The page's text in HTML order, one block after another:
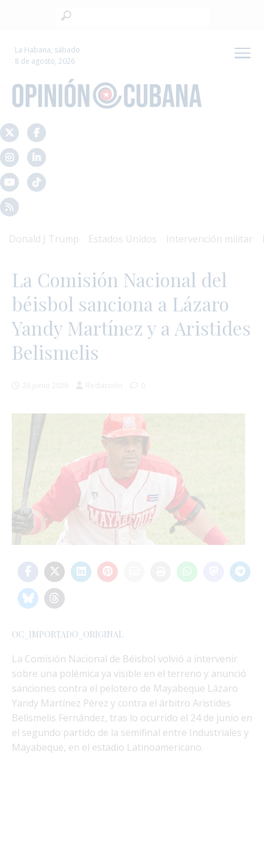
La Habana, sábado
8 de agosto, 2026
J Trump Estados Unidos Intervención militar Mal
La Comisión Nacional del
béisbol sanciona a Lázaro
Yandy Martínez y a Aristides
Belismelis
OC_IMPORTADO_ORIGINAL
La Comisión Nacional de Béisbol volvió a intervenir
sobre una polémica ya visible en el terreno y anunció
sanciones contra el pelotero de Mayabeque Lázaro
Yandy Martínez Pérez y contra el árbitro Aristides
Belismelis Fernández, tras lo ocurrido el 24 de junio en
el segundo partido de la semifinal entre Industriales y
Mayabeque, en el estadio Latinoamericano.